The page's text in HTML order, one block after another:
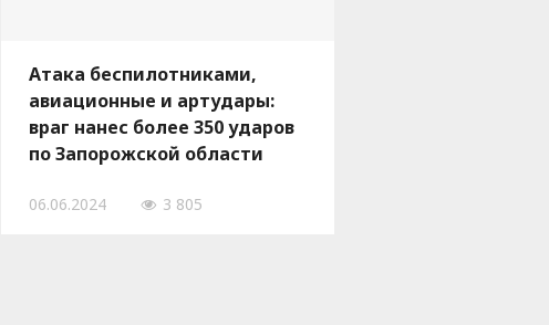
Атака беспилотниками,
авиационные и артудары:
враг нанес более 350 ударов
по Запорожской области
06.06.2024 3 805